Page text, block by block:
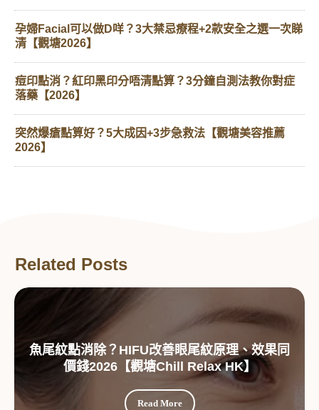
孕婦Facial可以做D咩？3大禁忌療程+2款安全之選一次睇
清【觀塘2026】
痘印點消？紅印黑印分唔清點算？3分鐘自測法教你對症
落藥【2026】
突然爆瘡點算好？5大成因+3步急救法【觀塘美容推薦
2026】
Related Posts
魚尾紋點消除？HIFU改善眼尾紋原理、效果同
價錢2026【觀塘Chill Relax HK】
Read More